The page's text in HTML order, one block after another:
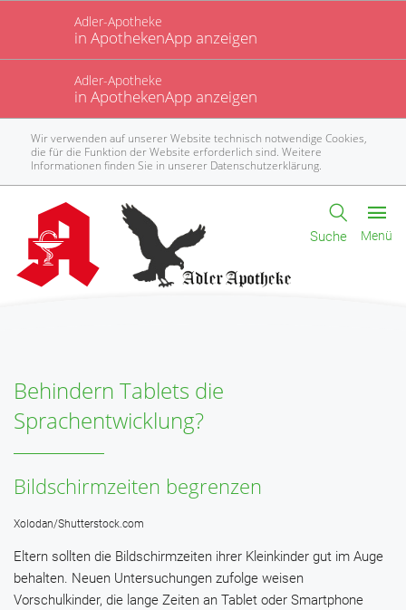
Adler-Apotheke
in ApothekenApp anzeigen
Adler-Apotheke
in ApothekenApp anzeigen
Wir verwenden auf unserer Website technisch notwendige Cookies,
die für die Funktion der Website erforderlich sind. Weitere
Informationen finden Sie in unserer Datenschutzerklärung.
Suche Menü
Behindern Tablets die
Sprachentwicklung?
Bildschirmzeiten begrenzen
Xolodan/Shutterstock.com
Eltern sollten die Bildschirmzeiten ihrer Kleinkinder gut im Auge
behalten. Neuen Untersuchungen zufolge weisen
Vorschulkinder, die lange Zeiten an Tablet oder Smartphone